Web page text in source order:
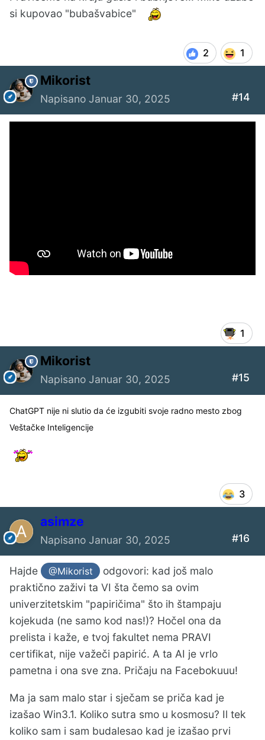
si kupovao "bubašvabice"
2 1
Mikorist
Napisano Januar 30, 2025 #14
1
Mikorist
Napisano Januar 30, 2025 #15
ChatGPT nije ni slutio da će izgubiti svoje radno mesto zbog
Veštačke Inteligencije
3
asimze
Napisano Januar 30, 2025 #16
Hajde @Mikorist
odgovori: kad još malo
praktično zaživi ta VI šta čemo sa ovim
univerzitetskim "papiričima" što ih štampaju
kojekuda (ne samo kod nas!)? Hočel ona da
prelista i kaže, e tvoj fakultet nema PRAVI
certifikat, nije važeči papirić. A ta AI je vrlo
pametna i ona sve zna. Pričaju na Facebokuuu!
Ma ja sam malo star i sječam se priča kad je
izašao Win3.1. Koliko sutra smo u kosmosu? Il tek
koliko sam i sam budalesao kad je izašao prvi